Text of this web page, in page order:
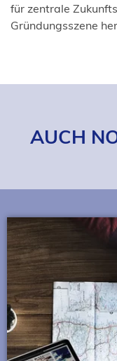
für zentrale
Gründungsszene
AUCH